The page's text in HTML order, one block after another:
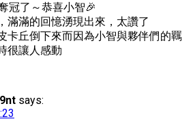
冠了～恭喜小智🎉
滿滿的回憶湧現出來，太讚了
卡丘倒下來而因為小智與夥伴們的羈
很讓人感動
says: